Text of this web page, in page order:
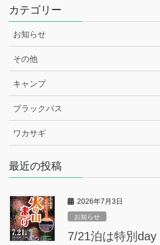
カテゴリー
お知らせ
その他
キャンプ
ブラックバス
ワカサギ
最近の投稿
2026年7月3日
お知らせ
7/21泊は特別day